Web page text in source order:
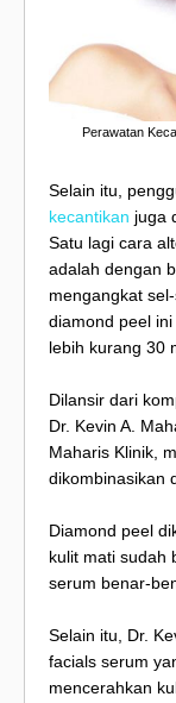
Perawatan
Selain itu,
kecantikan juga
Satu lagi cara
adalah dengan
mengangkat
diamond peel
lebih kurang 30
Dilansir dari
Dr. Kevin A.
Maharis Klinik,
dikombinasikan
Diamond peel
kulit mati sudah
serum benar-
Selain itu, Dr.
facials serum
mencerahkan